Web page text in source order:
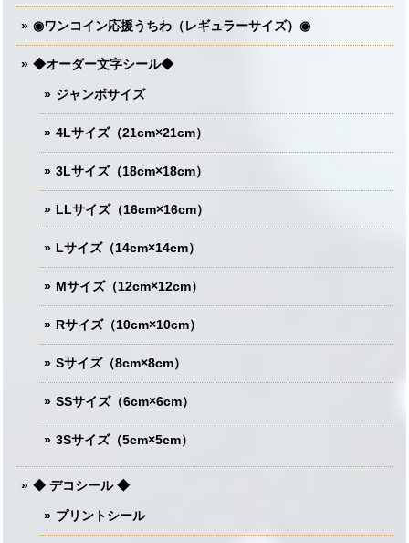
◉ワンコイン応援うちわ（レギュラーサイズ）◉
◆オーダー文字シール◆
ジャンボサイズ
4Lサイズ（21cm×21cm）
3Lサイズ（18cm×18cm）
LLサイズ（16cm×16cm）
Lサイズ（14cm×14cm）
Mサイズ（12cm×12cm）
Rサイズ（10cm×10cm）
Sサイズ（8cm×8cm）
SSサイズ（6cm×6cm）
3Sサイズ（5cm×5cm）
◆ デコシール ◆
プリントシール